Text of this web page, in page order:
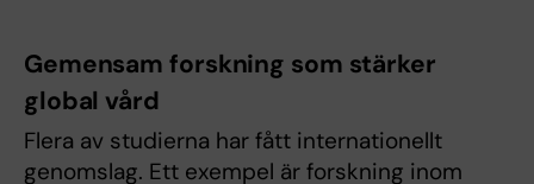
Gemensam forskning som stärker
global vård
Flera av studierna har fått internationellt
genomslag. Ett exempel är forskning inom